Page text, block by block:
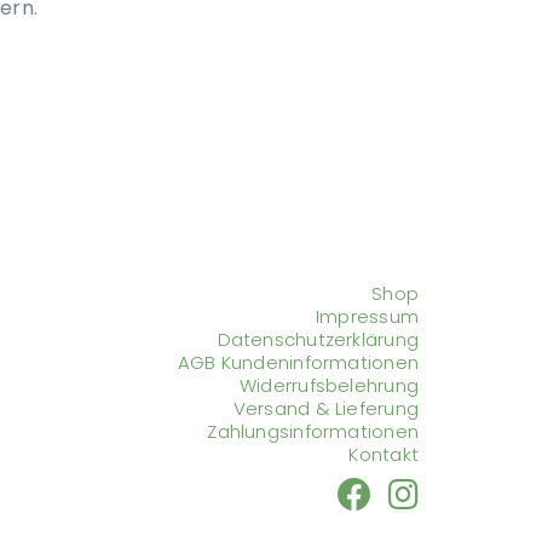
Shop
Impressum
Datenschutzerklärung
AGB Kundeninformationen
Widerrufsbelehrung
Versand & Lieferung
Zahlungsinformationen
Kontakt